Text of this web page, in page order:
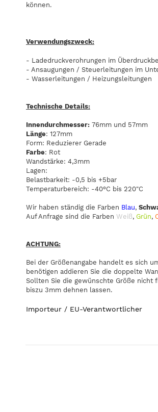
können.
Verwendungszweck:
- Ladedruckverohrungen im
- Ansaugungen / Steuerleitungen im
- Wasserleitungen / Heizungsleitungen
Technische Details:
Innendurchmesser: 76mm und 57mm
Länge: 127mm
Form: Reduzierer Gerade
Farbe: Rot
Wandstärke: 4,3mm
Lagen:
Belastbarkeit: -0,5 bis +5bar
Temperaturbereich: -40°C bis 220"C
Wir haben ständig die Farben Blau,
Auf Anfrage sind die Farben Weiß, Grün,
ACHTUNG:
Bei der Größenangabe handelt es sich
benötigen addieren Sie die doppelte
Sollten Sie die gewünschte Größe nicht
biszu 3mm dehnen lassen.
Importeur / EU-Verantwortlicher